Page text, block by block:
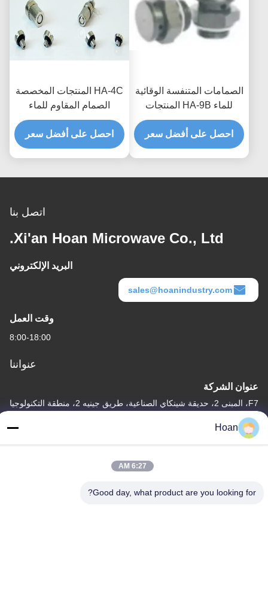
الصمامات المتنفسة الوقائية
للماء HA-9B المنتجات
المخصصة للإلكترونيات
الاستهلاكية والعزل المائي
على مستوى IP68
احصل على أفضل سعر
HA-4C المنتجات المخصصة
الصمام المقاوم للماء
والمتنفس لتحسين تبديد
الحرارة وحماية أضواء LED
احصل على أفضل سعر
اتصل بنا
Xi'an Hoan Microwave Co., Ltd.
البريد الإلكتروني
sales@hoanindustry.com
وقت العمل
8:00-18:00
عنواننا
عنوان الشركة
F7، المبنى 2، حديقة شينكاي الصناعية، طريق جينيه 2، منطقة التكنولوجيا
عنوان المصنع
الهاتف
Hoan
6:27 AM
Good day, what product are you looking for?